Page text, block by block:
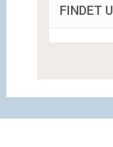
FINDET